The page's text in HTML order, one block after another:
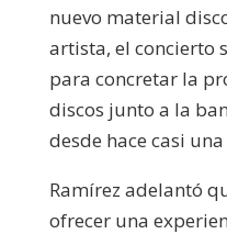
nuevo material
artista, el concierto
para concretar la
discos junto a la
desde hace casi
Ramírez adelantó
ofrecer una